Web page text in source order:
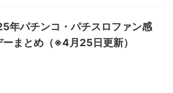
年パチンコ・パチスロファン感
ーまとめ（※4月25日更新）